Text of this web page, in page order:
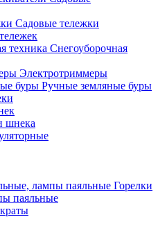
Садовые тележки
Снегоуборочная
Электротриммеры
Ручные земляные буры
шнека
Горелки
паяльные